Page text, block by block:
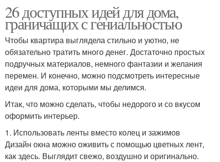
26 доступных идей для дома,
граничащих с гениальностью
Чтобы квартира выглядела стильно и уютно, не
обязательно тратить много денег. Достаточно простых
подручных материалов, немного фантазии и желания
перемен. И конечно, можно подсмотреть интересные
идеи для дома, которыми мы делимся.
Итак, что можно сделать, чтобы недорого и со вкусом
оформить интерьер.
1. Использовать ленты вместо колец и зажимов
Дизайн окна можно оживить с помощью цветных лент,
как здесь. Выглядит свежо, воздушно и оригинально.